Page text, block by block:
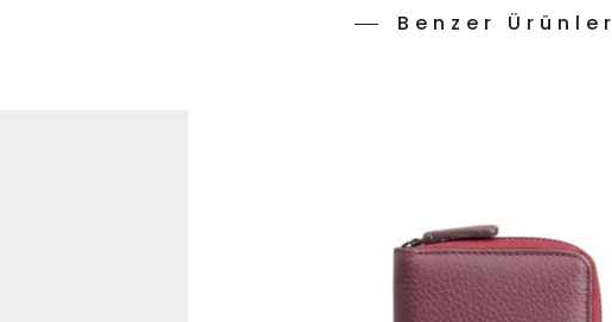
Benzer Ürünler